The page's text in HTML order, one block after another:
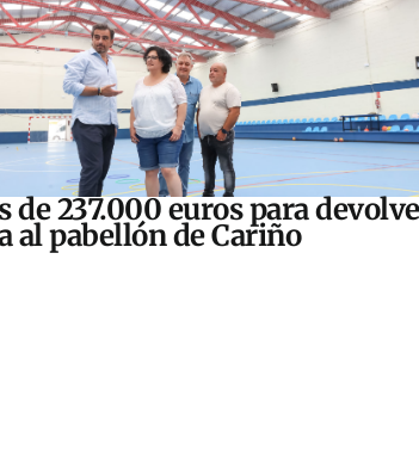
de 237.000 euros para
al pabellón de Cariño